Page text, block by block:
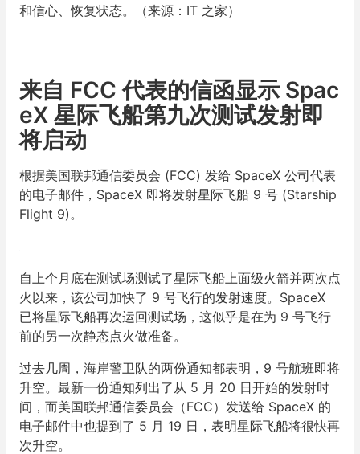
和信心、恢复状态。（来源：IT 之家）
来自 FCC 代表的信函显示 Spac
eX 星际飞船第九次测试发射即
将启动
根据美国联邦通信委员会 (FCC) 发给 SpaceX 公司代表
的电子邮件，SpaceX 即将发射星际飞船 9 号 (Starship
Flight 9)。
自上个月底在测试场测试了星际飞船上面级火箭并两次点
火以来，该公司加快了 9 号飞行的发射速度。SpaceX
已将星际飞船再次运回测试场，这似乎是在为 9 号飞行
前的另一次静态点火做准备。
过去几周，海岸警卫队的两份通知都表明，9 号航班即将
升空。最新一份通知列出了从 5 月 20 日开始的发射时
间，而美国联邦通信委员会（FCC）发送给 SpaceX 的
电子邮件中也提到了 5 月 19 日，表明星际飞船将很快再
次升空。